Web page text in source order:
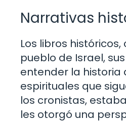
Narrativas
Los libros
pueblo de Israel,
entender la historia
espirituales que
los cronistas,
les otorgó una